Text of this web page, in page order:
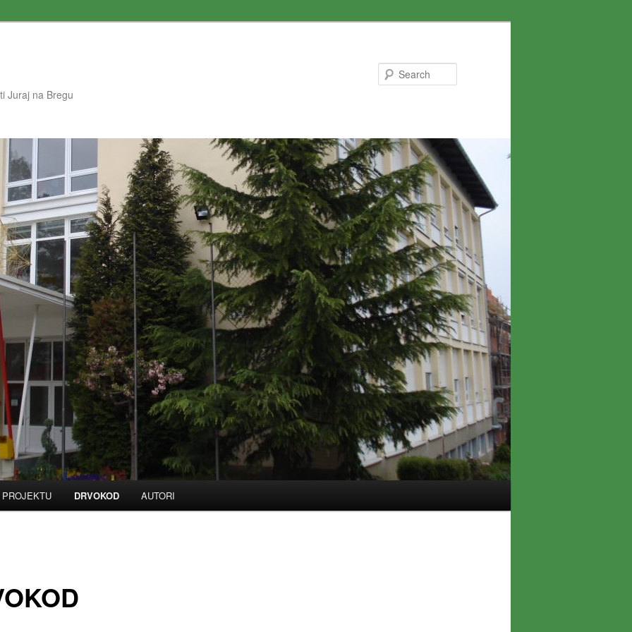
Juraj na Bregu
DRVOKOD AUTORI